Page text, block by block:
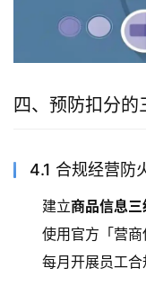
四、预防扣分
4.1 合规经营防
建立商品信息
使用官方「营
每月开展员工合